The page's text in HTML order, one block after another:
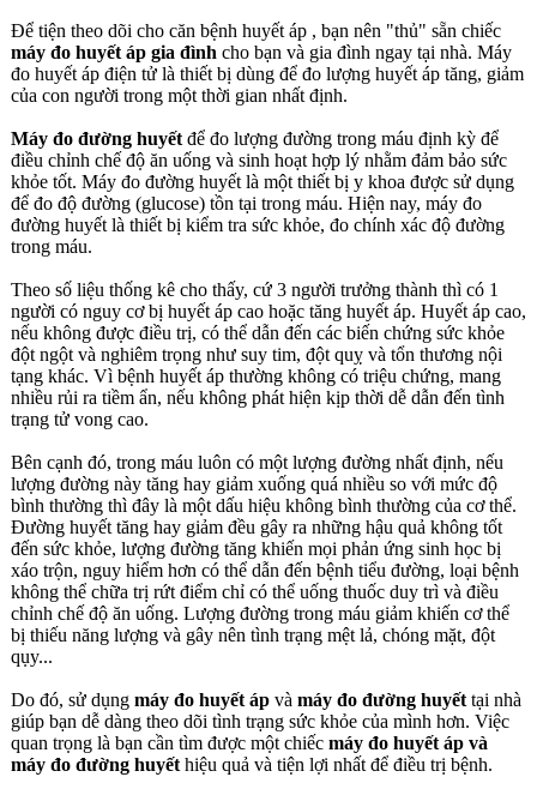
Để tiện theo dõi cho căn bệnh huyết áp , bạn nên "thủ" sẵn chiếc
máy đo huyết áp gia đình cho bạn và gia đình ngay tại nhà. Máy
đo huyết áp điện tử là thiết bị dùng để đo lượng huyết áp tăng, giảm
của con người trong một thời gian nhất định.
Máy đo đường huyếtđể đo lượng đường trong máu định kỳ để
điều chỉnh chế độ ăn uống và sinh hoạt hợp lý nhằm đảm bảo sức
khỏe tốt. Máy đo đường huyết là một thiết bị y khoa được sử dụng
để đo độ đường (glucose) tồn tại trong máu. Hiện nay, máy đo
đường huyết là thiết bị kiểm tra sức khỏe, đo chính xác độ đường
trong máu.
Theo số liệu thống kê cho thấy, cứ 3 người trưởng thành thì có 1
người có nguy cơ bị huyết áp cao hoặc tăng huyết áp. Huyết áp cao,
nếu không được điều trị, có thể dẫn đến các biến chứng sức khỏe
đột ngột và nghiêm trọng như suy tim, đột quỵ và tổn thương nội
tạng khác. Vì bệnh huyết áp thường không có triệu chứng, mang
nhiều rủi ra tiềm ẩn, nếu không phát hiện kịp thời dễ dẫn đến tình
trạng tử vong cao.
Bên cạnh đó, trong máu luôn có một lượng đường nhất định, nếu
lượng đường này tăng hay giảm xuống quá nhiều so với mức độ
bình thường thì đây là một dấu hiệu không bình thường của cơ thể.
Đường huyết tăng hay giảm đều gây ra những hậu quả không tốt
đến sức khỏe, lượng đường tăng khiến mọi phản ứng sinh học bị
xáo trộn, nguy hiểm hơn có thể dẫn đến bệnh tiểu đường, loại bệnh
không thể chữa trị rứt điểm chỉ có thể uống thuốc duy trì và điều
chỉnh chế độ ăn uống. Lượng đường trong máu giảm khiến cơ thể
bị thiếu năng lượng và gây nên tình trạng mệt lả, chóng mặt, đột
qụy...
Do đó, sử dụng máy đo huyết ápvà máy đo đường huyếttại nhà
giúp bạn dễ dàng theo dõi tình trạng sức khỏe của mình hơn. Việc
quan trọng là bạn cần tìm được một chiếc máy đo huyết áp và
máy đo đường huyếthiệu quả và tiện lợi nhất để điều trị bệnh.